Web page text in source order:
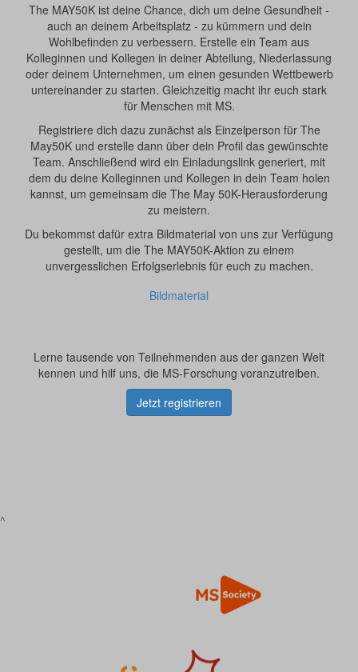
The MAY50K ist deine Chance, dich um deine Gesundheit -
auch an deinem Arbeitsplatz - zu kümmern und dein
Wohlbefinden zu verbessern. Erstelle ein Team aus
Kolleginnen und Kollegen in deiner Abteilung, Niederlassung
oder deinem Unternehmen, um einen gesunden Wettbewerb
untereinander zu starten. Gleichzeitig macht ihr euch stark
für Menschen mit MS.
Registriere dich dazu zunächst als Einzelperson für The
May50K und erstelle dann über dein Profil das gewünschte
Team. Anschließend wird ein Einladungslink generiert, mit
dem du deine Kolleginnen und Kollegen in dein Team holen
kannst, um gemeinsam die The May 50K-Herausforderung
zu meistern.
Du bekommst dafür extra Bildmaterial von uns zur Verfügung
gestellt, um die The MAY50K-Aktion zu einem
unvergesslichen Erfolgserlebnis für euch zu machen.
Bildmaterial
Lerne tausende von Teilnehmenden aus der ganzen Welt
kennen und hilf uns, die MS-Forschung voranzutreiben.
Jetzt registrieren
^